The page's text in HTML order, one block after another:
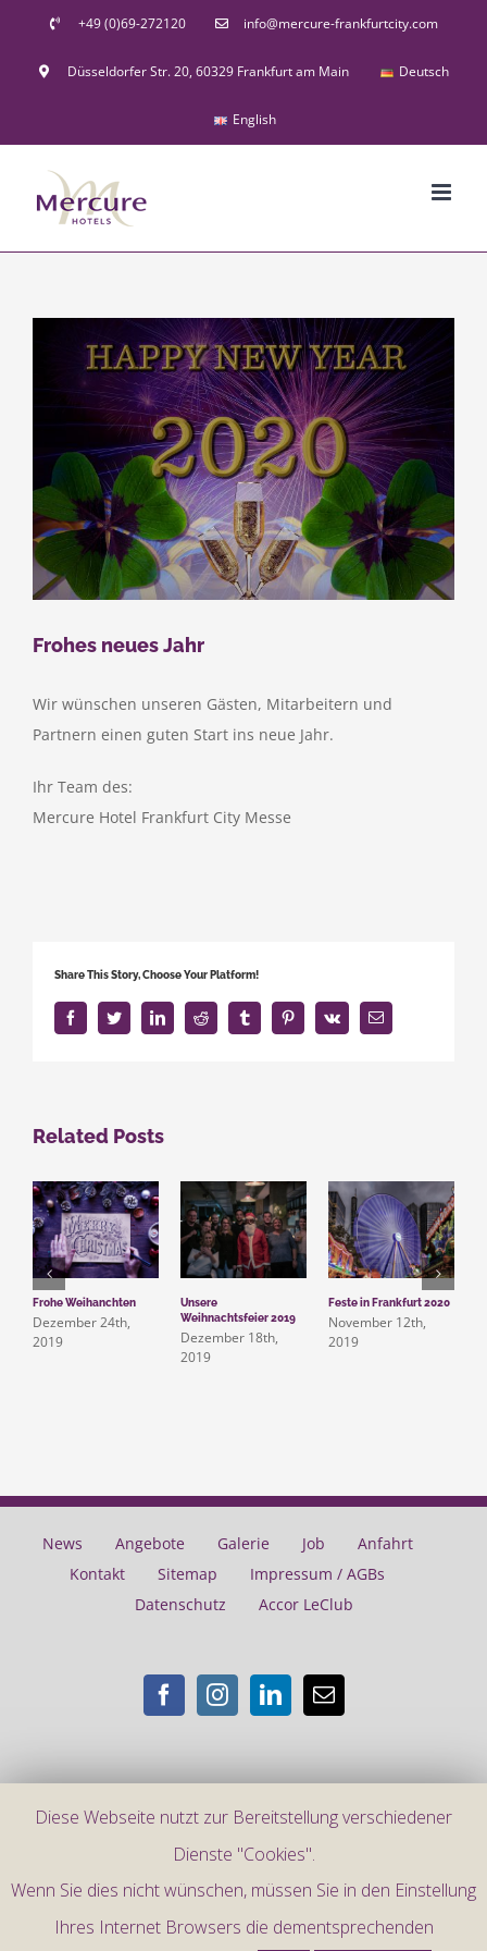
content
+49 (0)69-272120 info@mercure-frankfurtcity.com
Düsseldorfer Str. 20, 60329 Frankfurt am Main Deutsch
English
Image
Frohes neues Jahr
Wir wünschen unseren Gästen, Mitarbeitern und
Partnern einen guten Start ins neue Jahr.
Ihr Team des:
Mercure Hotel Frankfurt City Messe
Share This Story, Choose Your Platform!
FacebookTwitterLinkedInReddit Tumblr PinterestVk Email
Related Posts
Frohe Weihanchten
Dezember 24th,
2019
Unsere
Weihnachtsfeier 2019
Dezember 18th,
2019
Feste in Frankfurt 2020
November 12th,
2019
News Angebote Galerie Job
Anfahrt
Kontakt
Sitemap
Impressum / AGBs
Datenschutz
Accor LeClub
Diese Webseite nutzt zur Bereitstellung verschiedener
Dienste "Cookies".
Wenn Sie dies nicht wünschen, müssen Sie in den Einstellung
Ihres Internet Browsers die dementsprechenden